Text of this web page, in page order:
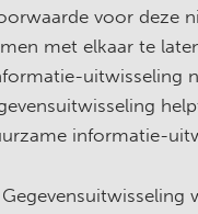
voor deze
met elkaar te
uitwisseling
informatie-